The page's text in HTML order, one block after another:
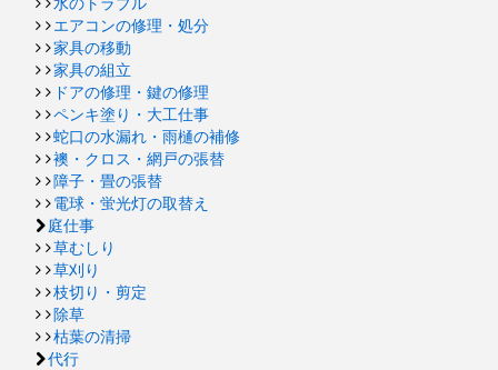
エアコンの修理・処分
家具の移動
家具の組立
ドアの修理・鍵の修理
ペンキ塗り・大工仕事
蛇口の水漏れ・雨樋の補修
襖・クロス・網戸の張替
障子・畳の張替
電球・蛍光灯の取替え
庭仕事
草むしり
草刈り
枝切り・剪定
除草
枯葉の清掃
代行